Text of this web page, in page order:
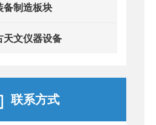
备制造板块
天文仪器设备
联系方式